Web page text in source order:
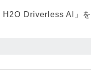
Driverless AI」